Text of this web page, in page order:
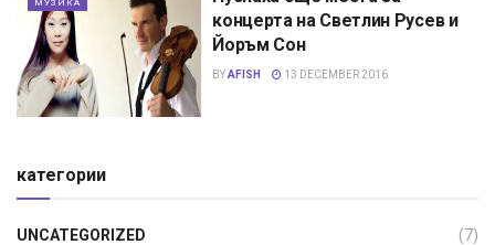
МУЗИКА
концерта на Светлин Русев и
Йоръм Сон
BYAFISH 13 DECEMBER 2016
категории
UNCATEGORIZED (7)